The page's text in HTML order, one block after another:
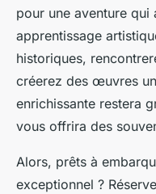
pour une aventure
apprentissage
historiques,
créerez des œuvres
enrichissante restera
vous offrira des
Alors, prêts à
exceptionnel ?